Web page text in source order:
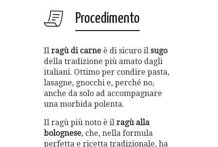
Procedimento
Il ragù di carne è di sicuro il sugo
della tradizione più amato dagli
italiani. Ottimo per condire pasta,
lasagne, gnocchi e, perché no,
anche da solo ad accompagnare
una morbida polenta.
Il ragù più noto è il ragù alla
bolognese, che, nella formula
perfetta e ricetta tradizionale, ha